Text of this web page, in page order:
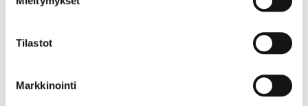
Tilastot
Markkinointi
10.15–10.30
10.30–